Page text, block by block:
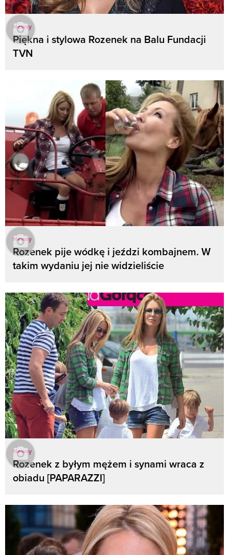
Newsy
Piękna i stylowa Rozenek na Balu Fundacji
TVN
Newsy
Rozenek pije wódkę i jeździ kombajnem. W
takim wydaniu jej nie widzieliście
Newsy
Rozenek z byłym mężem i synami wraca z
obiadu [PAPARAZZI]